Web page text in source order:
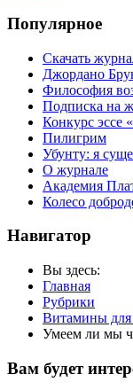
Популярное
Скачать
Джордано
Философия
Подписка на
Конкурс эссе
Пилигрим
Убунту: я
О журнале
Академия
Колесо
Навигатор
Вы здесь:
Главная
Рубрики
Витамины
Умеем ли мы
Вам будет